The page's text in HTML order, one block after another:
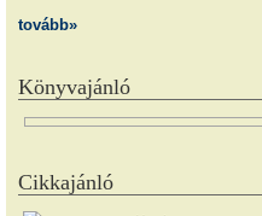
tovább»
Könyvajánló
Cikkajánló